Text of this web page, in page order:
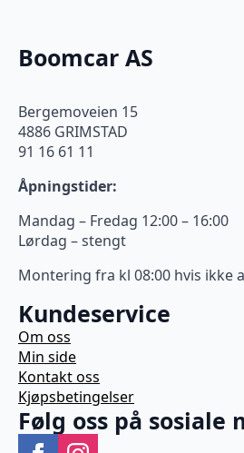
Boomcar AS
Bergemoveien 15
4886 GRIMSTAD
91 16 61 11
Åpningstider:
Mandag – Fredag 12:00 – 16:00
Lørdag – stengt
Montering fra kl 08:00 hvis ikke
Kundeservice
Om oss
Min side
Kontakt oss
Kjøpsbetingelser
Følg oss på sosiale